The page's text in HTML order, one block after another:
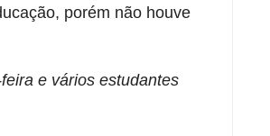
porém não houve
e vários estudantes